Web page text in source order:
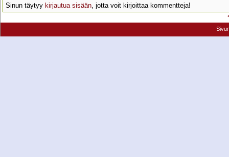
Sinun täytyy kirjautua sisään, jotta voit kirjoittaa kommentteja!